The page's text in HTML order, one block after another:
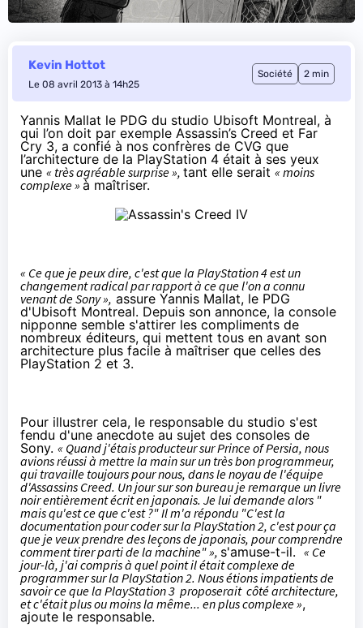
Kevin Hottot
Le 08 avril 2013 à 14h25
Société 2 min
Yannis Mallat le PDG du studio Ubisoft Montreal, à
qui l’on doit par exemple Assassin’s Creed et Far
Cry 3, a confié à nos confrères de CVG que
l’architecture de la PlayStation 4 était à ses yeux
une « très agréable surprise », tant elle serait « moins
complexe » à maîtriser.
« Ce que je peux dire, c'est que la PlayStation 4 est un
changement radical par rapport à ce que l'on a connu
venant de Sony », assure Yannis Mallat, le PDG
d'Ubisoft Montreal. Depuis son annonce, la console
nipponne semble s'attirer les compliments de
nombreux éditeurs, qui mettent tous en avant son
architecture plus facile à maîtriser que celles des
PlayStation 2 et 3.
Pour illustrer cela, le responsable du studio s'est
fendu d'une anecdote au sujet des consoles de
Sony. « Quand j'étais producteur sur Prince of Persia, nous
avions réussi à mettre la main sur un très bon programmeur,
qui travaille toujours pour nous, dans le noyau de l'équipe
d'Assassins Creed. Un jour sur son bureau je remarque un livre
noir entièrement écrit en japonais. Je lui demande alors "
mais qu'est ce que c'est ?" Il m'a répondu "C'est la
documentation pour coder sur la PlayStation 2, c'est pour ça
que je veux prendre des leçons de japonais, pour comprendre
comment tirer parti de la machine" », s'amuse-t-il. « Ce
jour-là, j'ai compris à quel point il était complexe de
programmer sur la PlayStation 2. Nous étions impatients de
savoir ce que la PlayStation 3 proposerait côté architecture,
et c'était plus ou moins la même... en plus complexe »,
ajoute le responsable.